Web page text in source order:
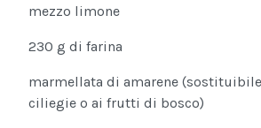
mezzo limone
230 g di farina
marmellata di amarene
ciliegie o ai frutti di bosco)